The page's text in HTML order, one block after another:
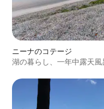
ニーナのコテージ
湖の暮らし、一年中露天風